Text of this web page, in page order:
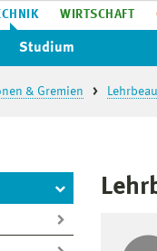
WIRTSCHAFT
Studium
& Gremien